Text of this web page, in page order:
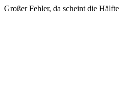
Großer Fehler, da scheint die